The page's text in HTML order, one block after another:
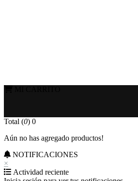
Total (0) 0
Aún no has agregado productos!
NOTIFICACIONES
×
Actividad reciente